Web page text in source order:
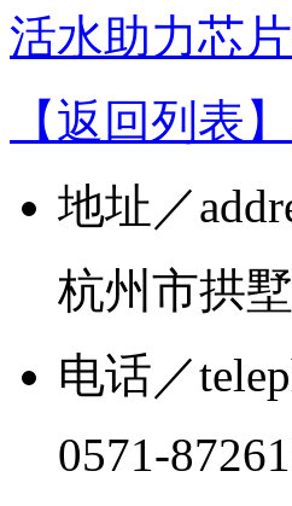
活水助力芯
【返回列表】
地址 ／
杭州市拱
电话／
0571-